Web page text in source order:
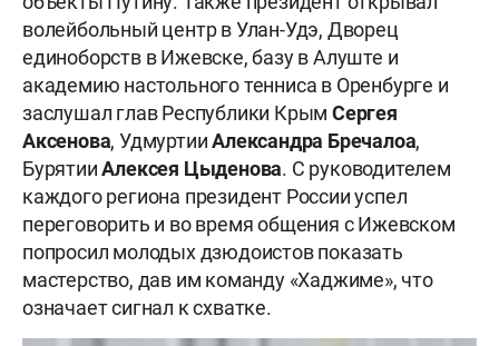
волейбольный центр в Улан-Удэ, Дворец
единоборств в Ижевске, базу в Алуште и
академию настольного тенниса в Оренбурге и
заслушал глав Республики Крым Сергея
Аксенова, УдмуртииАлександра Бречалоа,
БурятииАлексея Цыденова. С руководителем
каждого региона президент России успел
переговорить и во время общения с Ижевском
попросил молодых дзюдоистов показать
мастерство, дав им команду «Хаджиме», что
означает сигнал к схватке.